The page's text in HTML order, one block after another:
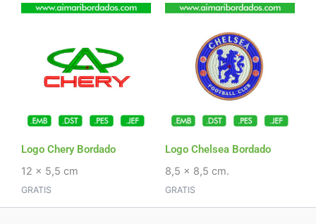
Logo Chery Bordado
12 x 5,5 cm
GRATIS
Logo Chelsea Bordado
8,5 x 8,5 cm.
GRATIS